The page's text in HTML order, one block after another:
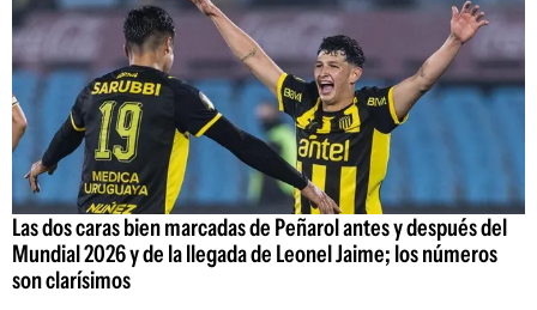
Las dos caras bien marcadas de Peñarol antes y después del
Mundial 2026 y de la llegada de Leonel Jaime; los números
son clarísimos